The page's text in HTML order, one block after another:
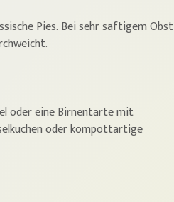
Pies. Bei sehr saftigem Obst
oder eine Birnentarte mit
oder kompottartige